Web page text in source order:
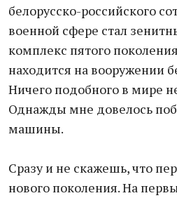
белорусско-российского
военной сфере стал
комплекс пятого
находится на вооружении
Ничего подобного в мире
Однажды мне довелось
машины.
Сразу и не скажешь, что
нового поколения. На